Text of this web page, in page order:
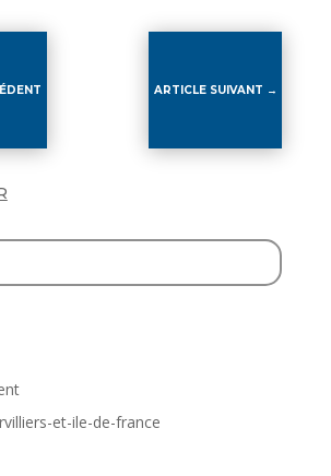
ARTICLE SUIVANT →
et-ile-de-france